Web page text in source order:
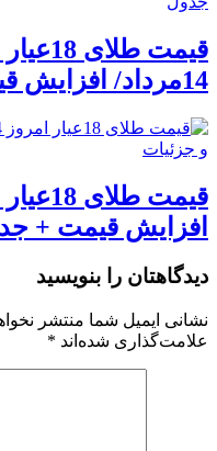
قیمت
14مرداد/ افزایش قیمت + جدول
افزایش قیمت +
دیدگاهتان را بنویسید
نشانی ایمیل شما منتشر
علامت‌گذاری شده‌اند *